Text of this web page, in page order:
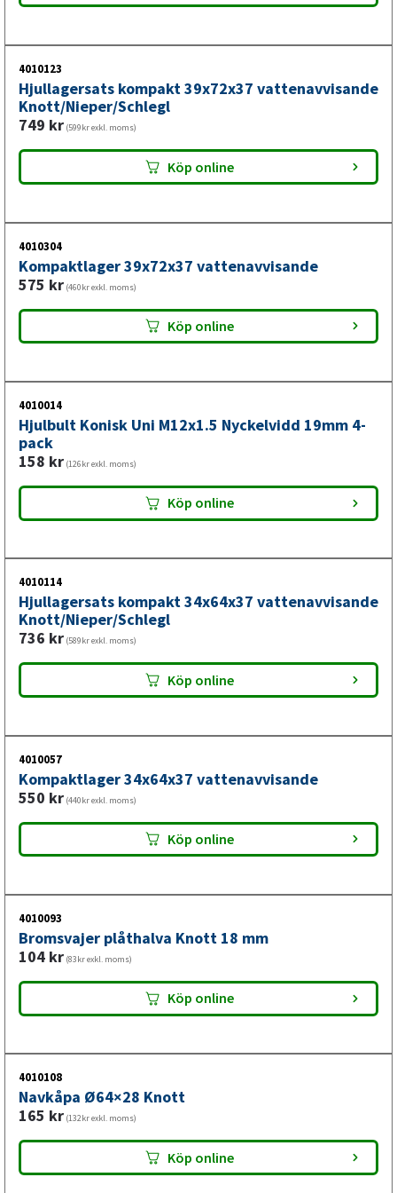
ger lång livslängd och tillförlitlig bromsning på släpvagn
och husvagn.
4010123
Hjullagersats kompakt 39x72x37 vattenavvisande
Knott/Nieper/Schlegl
749 kr (599kr exkl. moms)
Köp online
4010304
Kompaktlager 39x72x37 vattenavvisande
575 kr (460kr exkl. moms)
Köp online
4010014
Hjulbult Konisk Uni M12x1.5 Nyckelvidd 19mm 4-
pack
158 kr (126kr exkl. moms)
Köp online
4010114
Hjullagersats kompakt 34x64x37 vattenavvisande
Knott/Nieper/Schlegl
736 kr (589kr exkl. moms)
Köp online
4010057
Kompaktlager 34x64x37 vattenavvisande
550 kr (440kr exkl. moms)
Köp online
4010093
Bromsvajer plåthalva Knott 18 mm
104 kr (83kr exkl. moms)
Köp online
4010108
Navkåpa Ø64×28 Knott
165 kr (132kr exkl. moms)
Köp online